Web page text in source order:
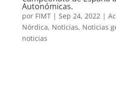
Autonómicas.
por FIMT| Sep 24, 2022|
Nórdica, Noticias, Noticias
noticias